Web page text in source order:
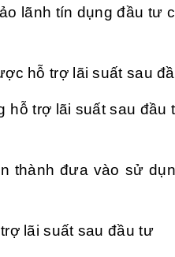
lãnh tín dụng đầu tư
hỗ trợ lãi suất sau
hỗ trợ lãi suất sau đầu
thành đưa vào sử
lãi suất sau đầu tư